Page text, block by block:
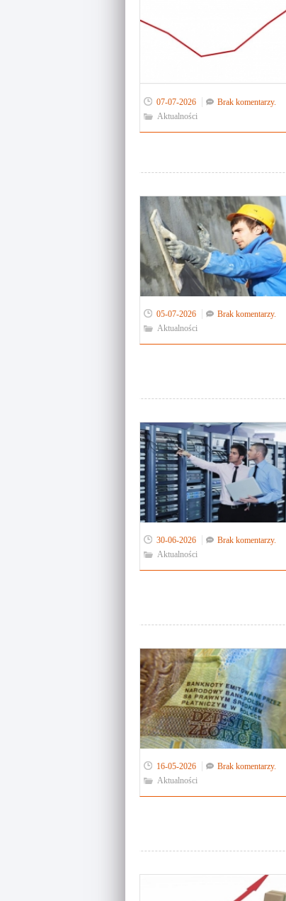
07-07-2026
Brak komentarzy.
Aktualności
05-07-2026
Brak komentarzy.
Aktualności
30-06-2026
Brak komentarzy.
Aktualności
16-05-2026
Brak komentarzy.
Aktualności